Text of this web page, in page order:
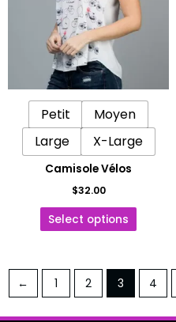
Petit
Moyen
Large
X-Large
Camisole Vélos
$32.00
Select options
Les
sur
la
produit
← 1 2 3 4